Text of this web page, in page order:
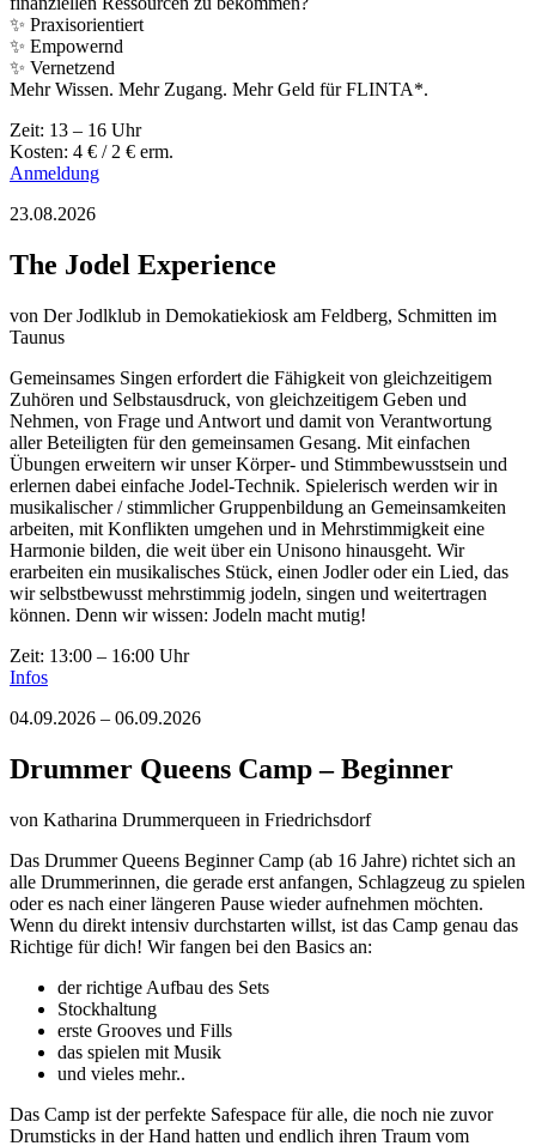
✨ Praxisorientiert
✨ Empowernd
✨ Vernetzend
Mehr Wissen. Mehr Zugang. Mehr Geld für FLINTA*.
Zeit: 13 – 16 Uhr
Kosten: 4 € / 2 € erm.
Anmeldung
23.08.2026
The Jodel Experience
von Der Jodlklub in Demokatiekiosk am Feldberg, Schmitten im
Taunus
Gemeinsames Singen erfordert die Fähigkeit von gleichzeitigem
Zuhören und Selbstausdruck, von gleichzeitigem Geben und
Nehmen, von Frage und Antwort und damit von Verantwortung
aller Beteiligten für den gemeinsamen Gesang. Mit einfachen
Übungen erweitern wir unser Körper- und Stimmbewusstsein und
erlernen dabei einfache Jodel-Technik. Spielerisch werden wir in
musikalischer / stimmlicher Gruppenbildung an Gemeinsamkeiten
arbeiten, mit Konflikten umgehen und in Mehrstimmigkeit eine
Harmonie bilden, die weit über ein Unisono hinausgeht. Wir
erarbeiten ein musikalisches Stück, einen Jodler oder ein Lied, das
wir selbstbewusst mehrstimmig jodeln, singen und weitertragen
können. Denn wir wissen: Jodeln macht mutig!
Zeit: 13:00 – 16:00 Uhr
Infos
04.09.2026 – 06.09.2026
Drummer Queens Camp – Beginner
von Katharina Drummerqueen in Friedrichsdorf
Das Drummer Queens Beginner Camp (ab 16 Jahre) richtet sich an
alle Drummerinnen, die gerade erst anfangen, Schlagzeug zu spielen
oder es nach einer längeren Pause wieder aufnehmen möchten.
Wenn du direkt intensiv durchstarten willst, ist das Camp genau das
Richtige für dich! Wir fangen bei den Basics an:
der richtige Aufbau des Sets
Stockhaltung
erste Grooves und Fills
das spielen mit Musik
und vieles mehr..
Das Camp ist der perfekte Safespace für alle, die noch nie zuvor
Drumsticks in der Hand hatten und endlich ihren Traum vom